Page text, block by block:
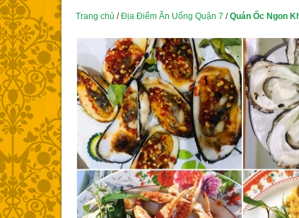
Trang chủ /Địa Điểm Ăn Uống Quận 7 /Quán Ốc Ngon